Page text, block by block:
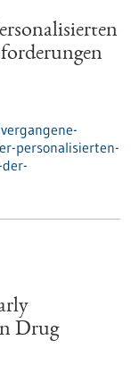
personalisierten-
Drug